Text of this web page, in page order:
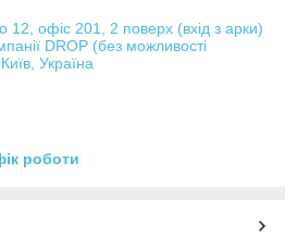
12, офіс 201, 2 поверх (вхід з арки)
DROP (без можливості
Україна
роботи